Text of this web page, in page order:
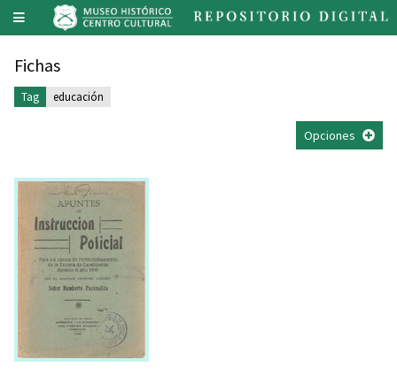
Fichas
Tag educación
Opciones